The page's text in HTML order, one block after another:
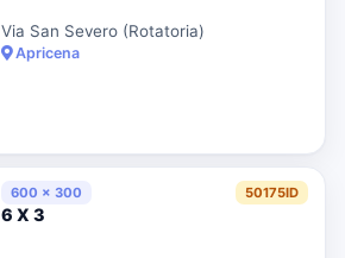
Via San Severo (Rotatoria)
Apricena
600 x 300 50175ID
6 X 3